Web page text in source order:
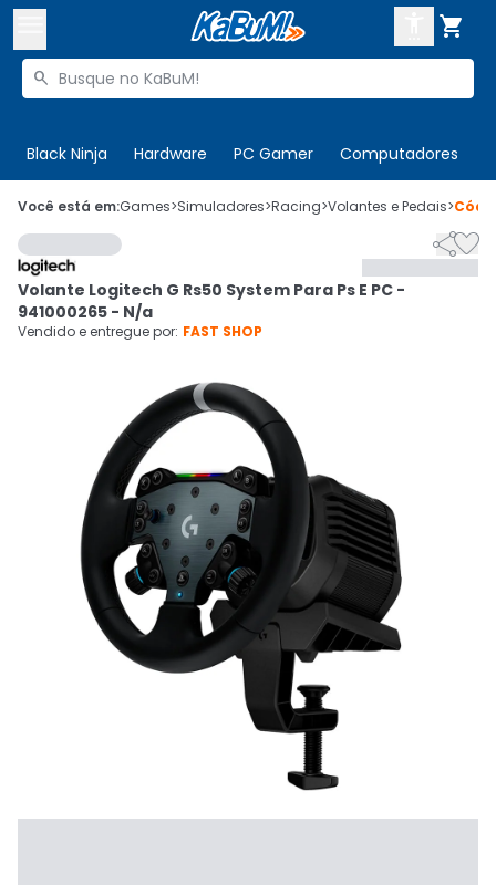

Buscar produtos

Black Ninja Hardware PC Gamer Computadores
 Olá. Acesse sua conta
 Departamentos
Cupons
Ativar tradutor em libras
CADASTRE-SE
Você está em:Games>Simuladores>Racing>Volantes e Pedais>

Volante Logitech G Rs50 System Para Ps E PC -
941000265 - N/a
Vendido e entregue por: FAST SHOP